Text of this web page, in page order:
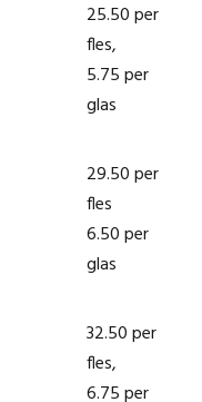
25.50 per
fles,
5.75 per
glas
29.50 per
fles
6.50 per
glas
32.50 per
fles,
6.75 per